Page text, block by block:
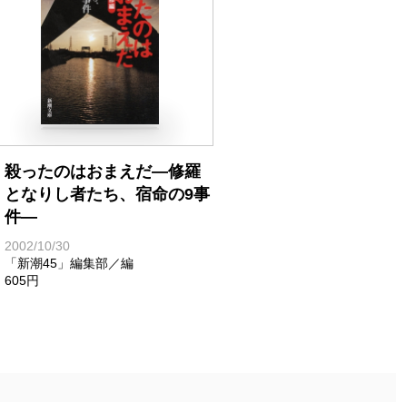
殺ったのはおまえだ―修羅
となりし者たち、宿命の9事
件―
2002/10/30
「新潮45」編集部／編
605円